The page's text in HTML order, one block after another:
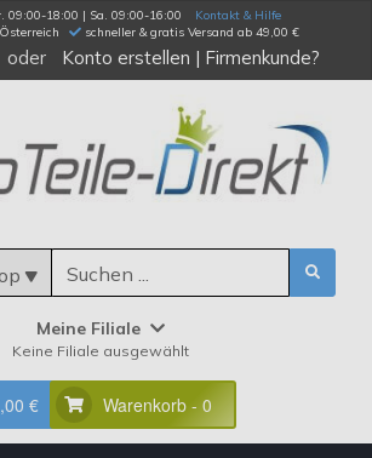
09:00-18:00 | Sa. 09:00-16:00
Kontakt & Hilfe
schneller & gratis Versand ab 49,00 €
Konto erstellen | Firmenkunde?
Meine Filiale
Keine Filiale ausgewählt
€ Warenkorb - 0